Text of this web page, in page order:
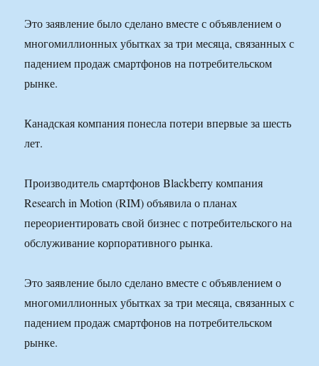
Это заявление было сделано вместе с объявлением о
многомиллионных убытках за три месяца, связанных с
падением продаж смартфонов на потребительском
рынке.
Канадская компания понесла потери впервые за шесть
лет.
Производитель смартфонов Blackberry компания
Research in Motion (RIM) объявила о планах
переориентировать свой бизнес с потребительского на
обслуживание корпоративного рынка.
Это заявление было сделано вместе с объявлением о
многомиллионных убытках за три месяца, связанных с
падением продаж смартфонов на потребительском
рынке.